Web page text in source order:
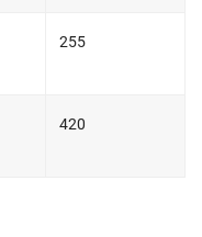
255
420